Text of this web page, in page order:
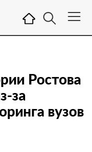
Ростова
за
вузов